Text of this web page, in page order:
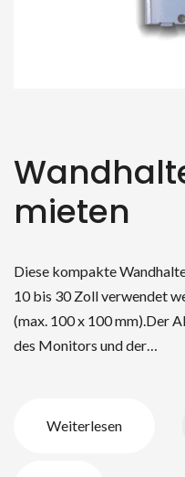
mieten
Diese kompakte
10 bis 30 Zoll verwendet
(max. 100 x 100 mm).Der
des Monitors und der…
Weiterlesen